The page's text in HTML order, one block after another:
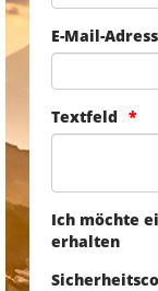
E-Mail-
Textfeld
Ich möchte
erhalten